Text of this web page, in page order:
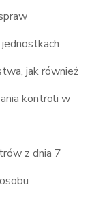
jak również
kontroli w
z dnia 7